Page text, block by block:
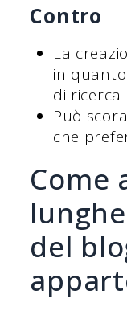
Contro
La
in
di
Può
che
Come
del